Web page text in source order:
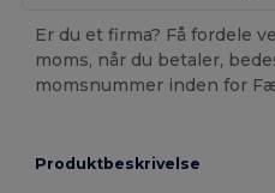
Er du et firma? Få fordele
moms, når du betaler,
momsnummer inden for
Produktbeskrivelse